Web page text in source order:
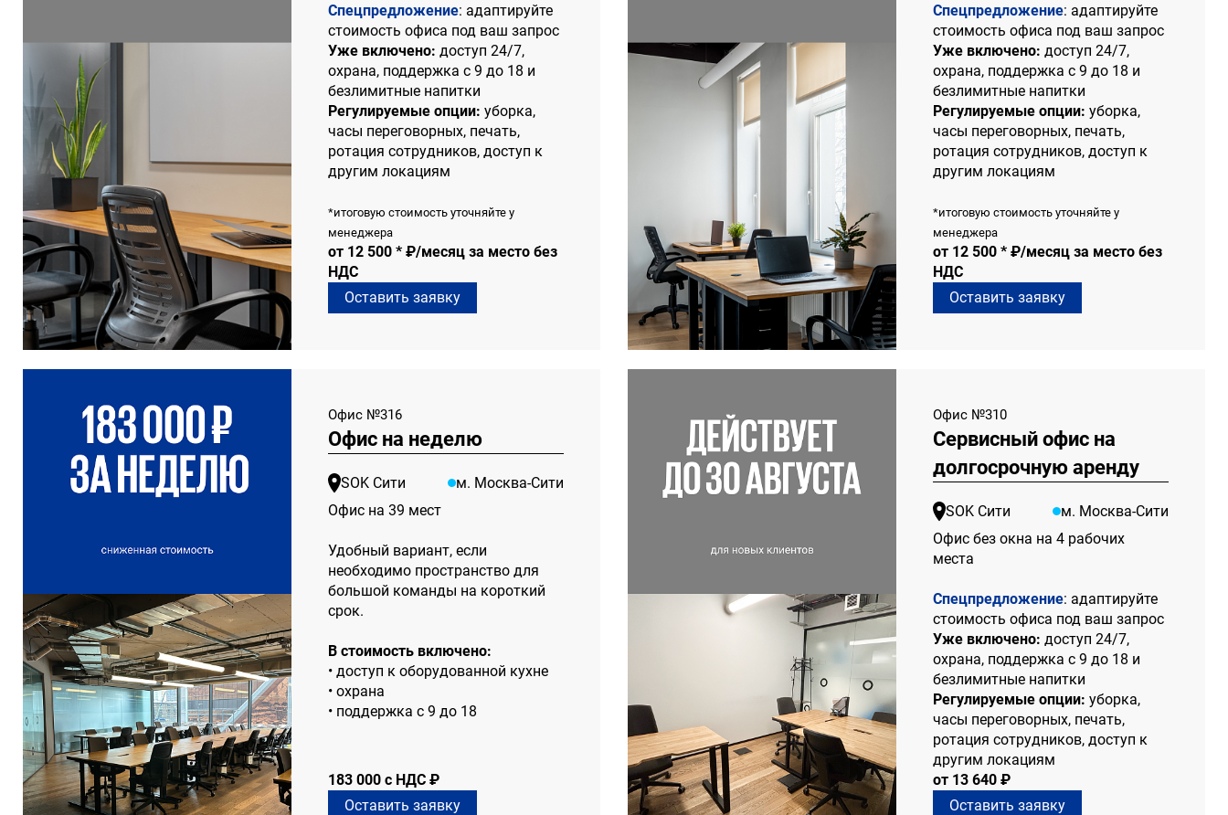
Спецпредложение: адаптируйте
стоимость офиса под ваш запрос
Уже включено: доступ 24/7,
охрана, поддержка с 9 до 18 и
безлимитные напитки
Регулируемые опции: уборка,
часы переговорных, печать,
ротация сотрудников, доступ к
другим локациям
*итоговую стоимость уточняйте у
менеджера
от 12 500 * ₽/месяц за место без
НДС
Оставить заявку
Спецпредложение: адаптируйте
стоимость офиса под ваш запрос
Уже включено: доступ 24/7,
охрана, поддержка с 9 до 18 и
безлимитные напитки
Регулируемые опции: уборка,
часы переговорных, печать,
ротация сотрудников, доступ к
другим локациям
*итоговую стоимость уточняйте у
менеджера
от 12 500 * ₽/месяц за место без
НДС
Оставить заявку
Офис №316
Офис на неделю
SOK Сити
м. Москва-Сити
Офис на 39 мест
Удобный вариант, если
необходимо пространство для
большой команды на короткий
срок.
В стоимость включено:
• доступ к оборудованной кухне
• охрана
• поддержка с 9 до 18
183 000 с НДС ₽
Оставить заявку
Офис №310
Сервисный офис на
долгосрочную аренду
SOK Сити
м. Москва-Сити
Офис без окна на 4 рабочих
места
Спецпредложение: адаптируйте
стоимость офиса под ваш запрос
Уже включено: доступ 24/7,
охрана, поддержка с 9 до 18 и
безлимитные напитки
Регулируемые опции: уборка,
часы переговорных, печать,
ротация сотрудников, доступ к
другим локациям
от 13 640 ₽
Оставить заявку